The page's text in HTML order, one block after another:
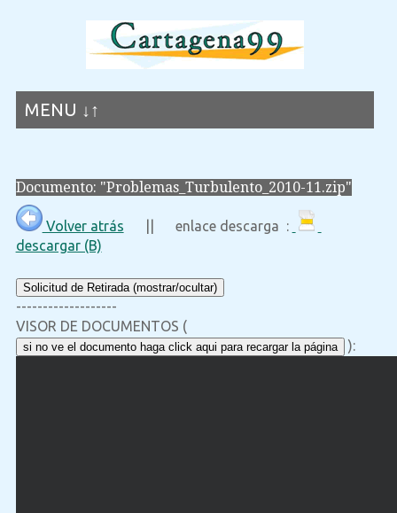
MENU ↓↑
Documento: "Problemas_Turbulento_2010-11.zip"
Volver atrás || enlace descarga :
descargar (B)
Solicitud de Retirada (mostrar/ocultar)
-------------------
VISOR DE DOCUMENTOS (
si no ve el documento haga click aqui para recargar la página ):